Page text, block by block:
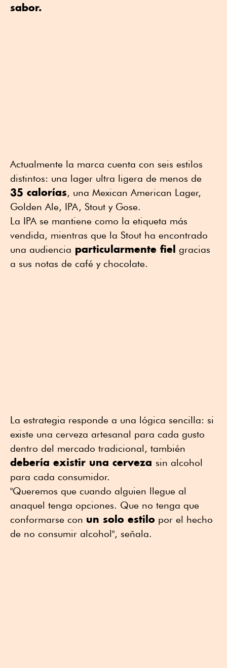
sabor.
Actualmente la marca cuenta con seis estilos
distintos: una lager ultra ligera de menos de
35 calorías, una Mexican American Lager,
Golden Ale, IPA, Stout y Gose.
La IPA se mantiene como la etiqueta más
vendida, mientras que la Stout ha encontrado
una audiencia particularmente fiel gracias
a sus notas de café y chocolate.
La estrategia responde a una lógica sencilla: si
existe una cerveza artesanal para cada gusto
dentro del mercado tradicional, también
debería existir una cerveza sin alcohol
para cada consumidor.
"Queremos que cuando alguien llegue al
anaquel tenga opciones. Que no tenga que
conformarse con un solo estilo por el hecho
de no consumir alcohol", señala.